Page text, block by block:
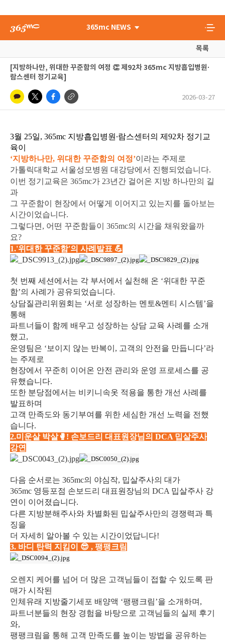
365mc NEWS
목록
[지방하나만, 위대한 꾸준함의 여정 👏 제92차 365mc 지방흡입병원∙
람스센터 정기교육]
2026-03-27
3월 25일, 365mc 지방흡입병원∙람스센터의 제92차 정기교
육이
‘지방하나만, 위대한 꾸준함의 여정’이라는 주제로
가톨릭대학교 서울성모병원 대강당에서 진행되었습니다.
이번 정기교육은 365mc가 23년간 걸어온 지방 하나만의 길
과
그 꾸준함이 현장에서 어떻게 이어지고 있는지를 돌아보는
시간이었습니다.
그렇다면, 어떤 꾸준함들이 365mc의 시간을 채워왔을까
요?
1.'위대한 꾸준함'의 사례발표 💪
첫 번째 세션에서는 각 부서에서 실천해 온 ‘위대한 꾸준
함’의 사례가 공유되었습니다.
상담질관리위원회는 ‘서로 성장하는 멘토&멘티 시스템’을
통해
파트너들이 함께 배우고 성장하는 상담 교육 사례를 소개
했고,
운영팀은 ‘보이지 않는 반복이, 고객의 안전을 만듭니다’라
는 주제로
현장에서 꾸준히 이어온 안전 관리와 운영 프로세스를 공
유했습니다.
또한 분당점에서는 비키니속옷 적용을 통한 개선 사례를
발표하며
고객 만족도와 동기부여를 위한 세심한 개선 노력을 전했
습니다.
2.미운살 박살🥊! 손보드리 대표원장님의 DCA 밉살주사
강연
다음 순서로는 365mc의 야심작, 밉살주사의 대가
365mc 영등포점 손보드리 대표원장님의 DCA 밉살주사 강
연이 이어졌습니다.
다른 지방분해주사와 차별화된 밉살주사만의 경쟁력과 특
징을
더 자세히 알아볼 수 있는 시간이었답니다!
3. 바디 탄력 지킴이 😎 , 팽팽크림
오렌지 케어를 넘어 더 많은 고객님들이 접할 수 있도록 판
매가 시작된
인체유래 지방줄기세포 배양액 ‘팽팽크림’을 소개하며,
파트너분들의 현장 경험을 바탕으로 고객님들의 실제 후기
와,
팽팽크림을 통해 고객 만족도를 높이는 방법을 공유하는